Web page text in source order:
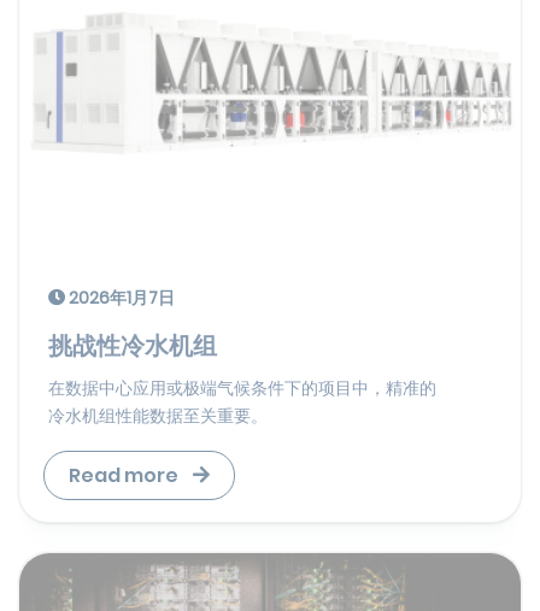
2026年1月7日
挑战性冷水机组
在数据中心应用或极端气候条件下的项目中，精准的
冷水机组性能数据至关重要。
Read more